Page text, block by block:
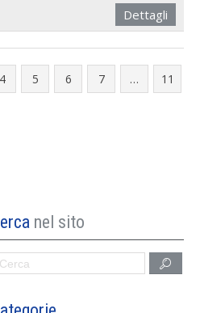
Dettagli
4 5 6 7 … 11
nel sito